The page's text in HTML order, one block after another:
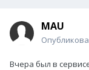
MAU
Вчера был в